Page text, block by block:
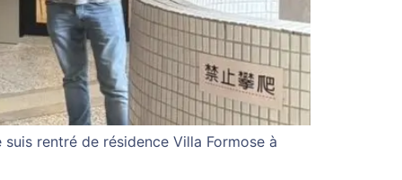
rentré de résidence Villa Formose à